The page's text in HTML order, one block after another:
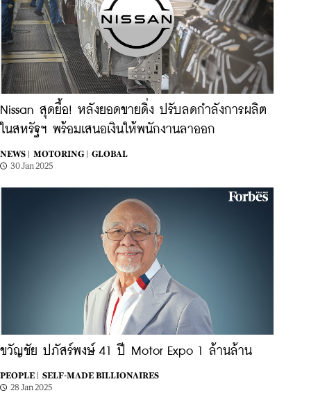
Nissan สุดยื้อ! หลังยอดขายดิ่ง ปรับลดกำลังการผลิต
ในสหรัฐฯ พร้อมเสนอเงินให้พนักงานลาออก
NEWS | MOTORING |
GLOBAL
30 Jan 2025
ขวัญชัย ปภัสร์พงษ์ 41 ปี Motor Expo 1 ล้านล้าน
PEOPLE |
SELF-MADE BILLIONAIRES
28 Jan 2025